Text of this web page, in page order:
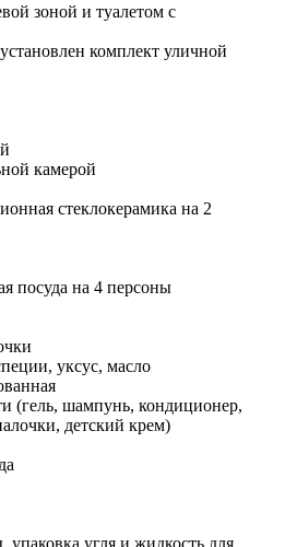
зоной и туалетом с
комплект уличной
камерой
стеклокерамика на 2
посуда на 4 персоны
уксус, масло
(гель, шампунь, кондиционер,
детский крем)
угля и жидкость для